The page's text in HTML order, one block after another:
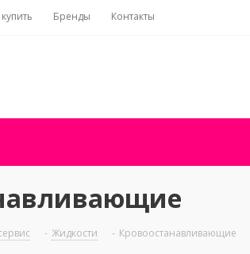
Бренды Контакты
- Жидкости - Кровоостанавливающие